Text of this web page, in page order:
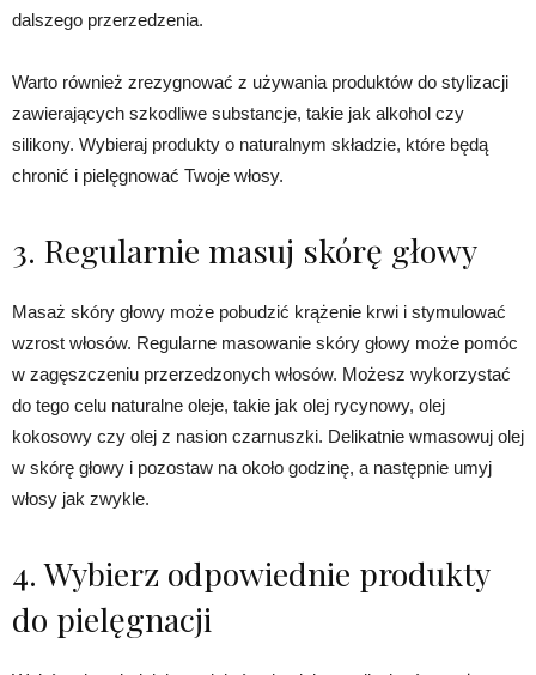
dalszego przerzedzenia.
Warto również zrezygnować z używania produktów do stylizacji
zawierających szkodliwe substancje, takie jak alkohol czy
silikony. Wybieraj produkty o naturalnym składzie, które będą
chronić i pielęgnować Twoje włosy.
3. Regularnie masuj skórę głowy
Masaż skóry głowy może pobudzić krążenie krwi i stymulować
wzrost włosów. Regularne masowanie skóry głowy może pomóc
w zagęszczeniu przerzedzonych włosów. Możesz wykorzystać
do tego celu naturalne oleje, takie jak olej rycynowy, olej
kokosowy czy olej z nasion czarnuszki. Delikatnie wmasowuj olej
w skórę głowy i pozostaw na około godzinę, a następnie umyj
włosy jak zwykle.
4. Wybierz odpowiednie produkty
do pielęgnacji